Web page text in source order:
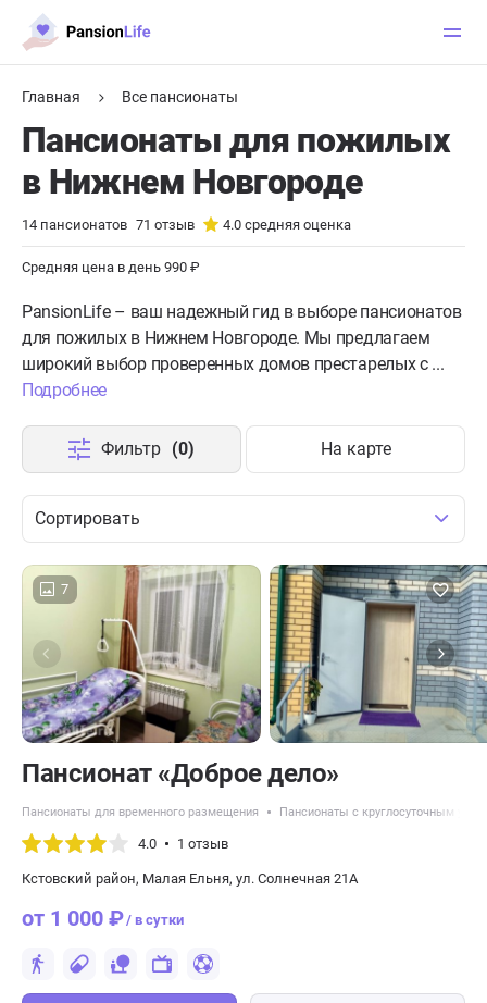
Главная Все пансионаты
Пансионаты для пожилых
в Нижнем Новгороде
14 пансионатов 71 отзыв 4.0 средняя оценка
Средняя цена в день 990 ₽
PansionLife – ваш надежный гид в выборе пансионатов
для пожилых в Нижнем Новгороде. Мы предлагаем
широкий выбор проверенных домов престарелых с ...
Подробнее
Сортировать
Фильтр (0) На карте
7
Пансионат «Доброе дело»
Пансионаты для временного размещения Пансионаты с круглосуточным
4.0 1 отзыв
Кстовский район, Малая Ельня, ул. Солнечная 21А
от 1 000 ₽/ в сутки